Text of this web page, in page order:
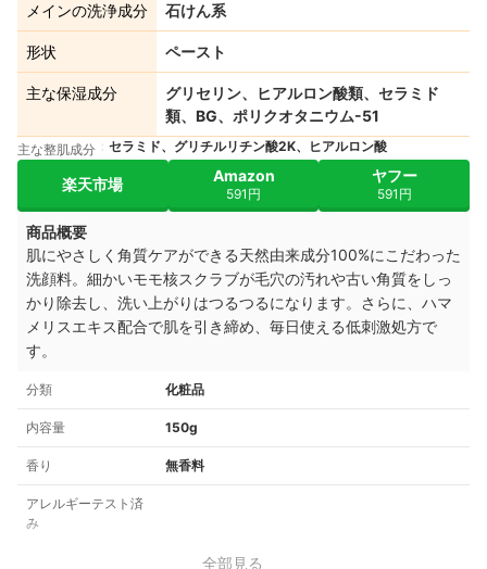
メインの洗浄成分 石けん系
形状 ペースト
主な保湿成分
グリセリン、ヒアルロン酸類、セラミド
類、BG、ポリクオタニウム-51
主な整肌成分 セラミド、グリチルリチン酸2K、ヒアルロン酸
楽天市場 Amazon
591円
ヤフー
591円
商品概要
肌にやさしく角質ケアができる天然由来成分100%にこだわった
洗顔料。細かいモモ核スクラブが毛穴の汚れや古い角質をしっ
かり除去し、洗い上がりはつるつるになります。さらに、ハマ
メリスエキス配合で肌を引き締め、毎日使える低刺激処方で
す。
分類 化粧品
内容量 150g
香り 無香料
アレルギーテスト済
み
全部見る